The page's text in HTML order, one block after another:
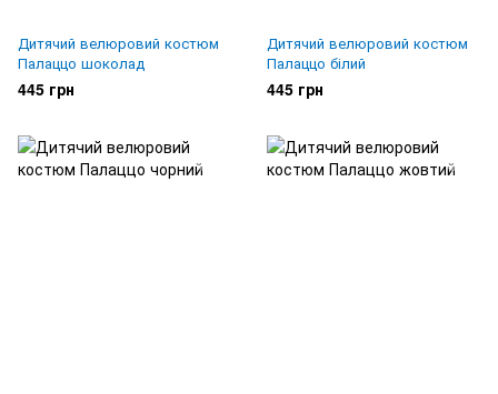
Дитячий велюровий костюм
Палаццо шоколад
445 грн
Дитячий велюровий костюм
Палаццо білий
445 грн